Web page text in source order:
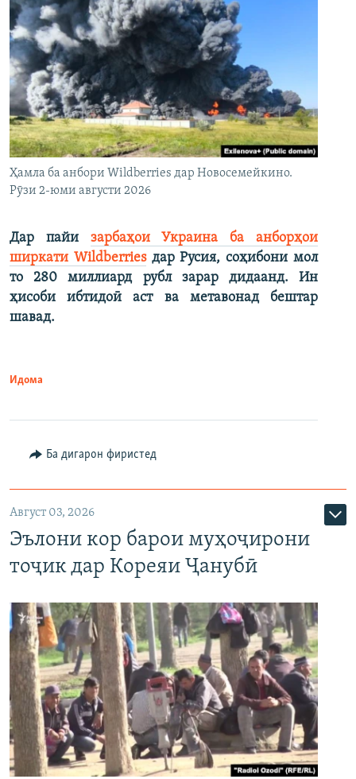
Ҳамла ба анбори Wildberries дар Новосемейкино.
Рӯзи 2-юми августи 2026
Дар пайи зарбаҳои Украина ба анборҳои
ширкати Wildberriesдар Русия, соҳибони мол
то 280 миллиард рубл зарар дидаанд. Ин
ҳисоби ибтидоӣ аст ва метавонад бештар
шавад.
Идома
Ба дигарон фиристед
Август 03, 2026
Эълони кор барои муҳоҷирони
тоҷик дар Кореяи Ҷанубӣ